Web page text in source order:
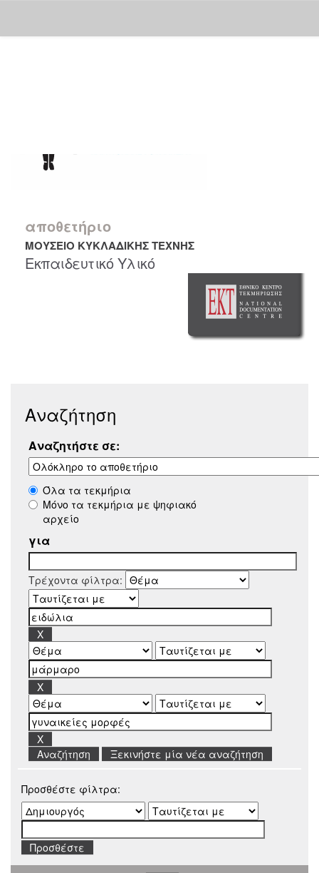
αποθετήριο
ΜΟΥΣΕΙΟ ΚΥΚΛΑΔΙΚΗΣ ΤΕΧΝΗΣ
Εκπαιδευτικό Υλικό
Αναζήτηση
Αναζητήστε σε:
Όλα τα τεκμήρια
Μόνο τα τεκμήρια με ψηφιακό
αρχείο
για
Τρέχοντα φίλτρα:
Ξεκινήστε μία νέα αναζήτηση
Προσθέστε φίλτρα: